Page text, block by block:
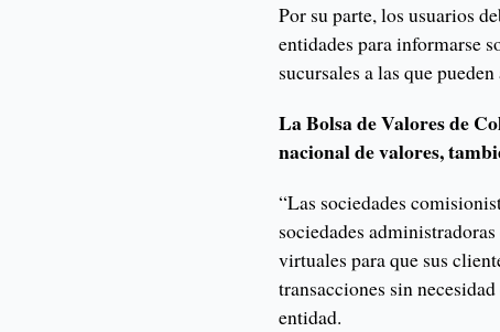
Por su parte, los usuarios
entidades para informarse
sucursales a las que pueden
La Bolsa de Valores de
nacional de valores,
“Las sociedades
sociedades
virtuales para que sus
transacciones sin
entidad.